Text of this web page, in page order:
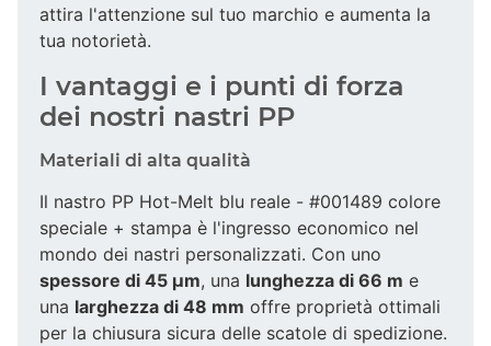
attira l'attenzione sul tuo marchio e aumenta la
tua notorietà.
I vantaggi e i punti di forza
dei nostri nastri PP
Materiali di alta qualità
Il nastro PP Hot-Melt blu reale - #001489 colore
speciale + stampa è l'ingresso economico nel
mondo dei nastri personalizzati. Con uno
spessore di 45 µm, una lunghezza di 66 m e
una larghezza di 48 mm offre proprietà ottimali
per la chiusura sicura delle scatole di spedizione.